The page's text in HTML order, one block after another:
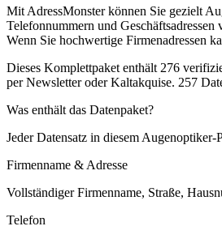
Mit AdressMonster können Sie gezielt
Telefonnummern und
Wenn Sie hochwertige Firmenadressen
Dieses Komplettpaket enthält 276
per Newsletter oder Kaltakquise. 257
Was enthält das Datenpaket?
Jeder Datensatz in diesem Augenoptiker-
Firmenname & Adresse
Vollständiger Firmenname, Straße,
Telefon